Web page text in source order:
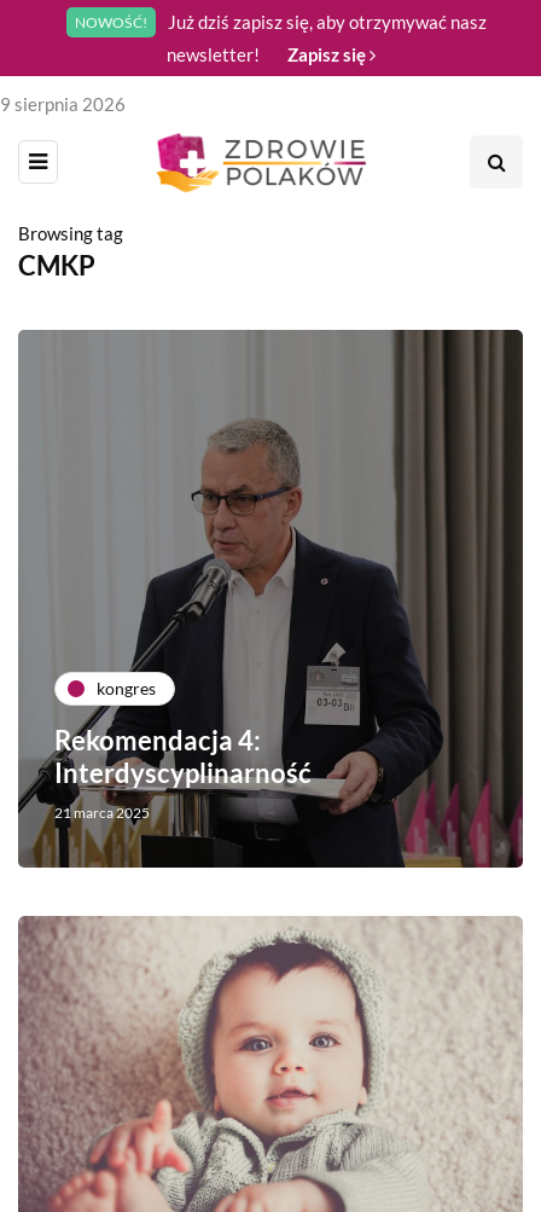
NOWOŚĆ!
Już dziś zapisz się, aby otrzymywać nasz
newsletter!
Zapisz się
9 sierpnia 2026
Browsing tag
CMKP
kongres
Rekomendacja 4:
Interdyscyplinarność
21 marca 2025